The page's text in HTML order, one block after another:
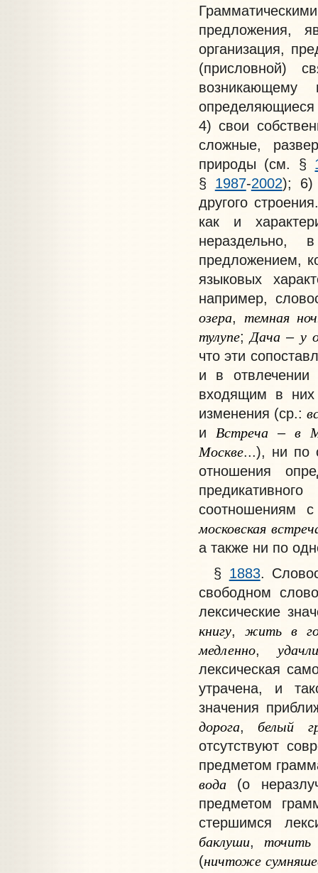
предложения,
организация,
(присловной)
4) свои
сложные,
природы (см. §
§ 1987-2002); 6)
другого
как и
нераздельно,
предложением,
языковых
например,
озера, темная
тулупе; Дача – у
что эти
и в
входящим в
изменения (ср.:
и Встреча– в
Москве...), ни по
отношения
соотношениям
московская
а также ни по
§ 1883.
свободном
лексические
книгу, жить в
медленно,
лексическая
утрачена, и
значения
дорога,белый
отсутствуют
предметом
вода(о
предметом
стершимся
баклуши, точить
(ничтоже